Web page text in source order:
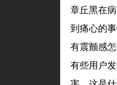
章丘黑在
到痛心的
有震颤感
有些用户